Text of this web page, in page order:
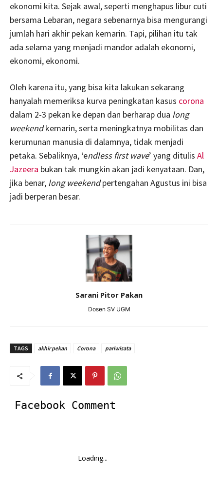
ekonomi kita. Sejak awal, seperti menghapus libur cuti
bersama Lebaran, negara sebenarnya bisa mengurangi
jumlah hari akhir pekan kemarin. Tapi, pilihan itu tak
ada selama yang menjadi mandor adalah ekonomi,
ekonomi, ekonomi.
Oleh karena itu, yang bisa kita lakukan sekarang
hanyalah memeriksa kurva peningkatan kasus corona
dalam 2-3 pekan ke depan dan berharap dua long
weekendkemarin, serta meningkatnya mobilitas dan
kerumunan manusia di dalamnya, tidak menjadi
petaka. Sebaliknya, ‘endless first wave’ yang ditulis Al
Jazeera bukan tak mungkin akan jadi kenyataan. Dan,
jika benar, long weekendpertengahan Agustus ini bisa
jadi berperan besar.
Sarani Pitor Pakan
Dosen SV UGM
TAGS akhir pekan Corona pariwisata
Facebook Comment
Loading...